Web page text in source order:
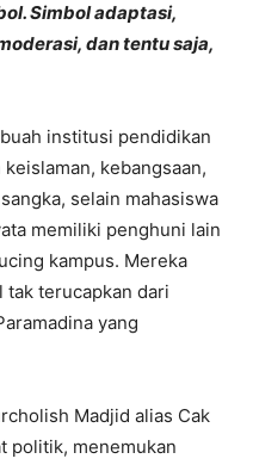
Simbol adaptasi,
dan tentu saja,
institusi pendidikan
kebangsaan,
selain mahasiswa
memiliki penghuni lain
kampus. Mereka
tak terucapkan dari
yang
Madjid alias Cak
politik, menemukan